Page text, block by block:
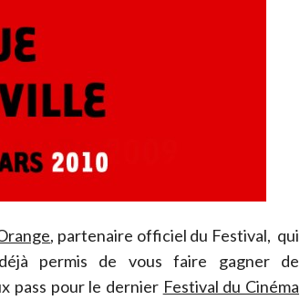
, partenaire officiel du Festival, qui
permis de vous faire gagner de
pass pour le dernier Festival du Cinéma